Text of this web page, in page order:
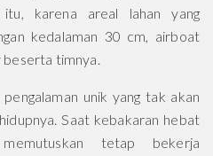
itu, karena areal lahan yang
kedalaman 30 cm, airboat
beserta timnya.
unik yang tak akan
Saat kebakaran hebat
tetap bekerja